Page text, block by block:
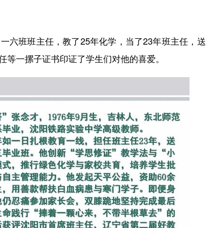
班班主任，教了25年化学，当了23年班主任，送
一摞子证书印证了学生们对他的喜爱。